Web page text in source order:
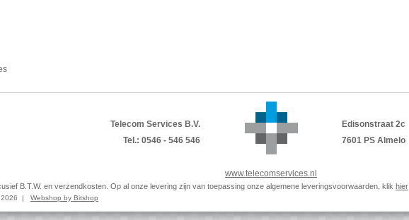
Telecom Services B.V.
Edisonstraat 2c
Tel.: 0546 - 546 546
7601 PS Almelo
www.telecomservices.nl
B.T.W. en verzendkosten. Op al onze levering zijn van toepassing onze algemene leveringsvoorwaarden, klik hier
2026 | Webshop by Bitshop